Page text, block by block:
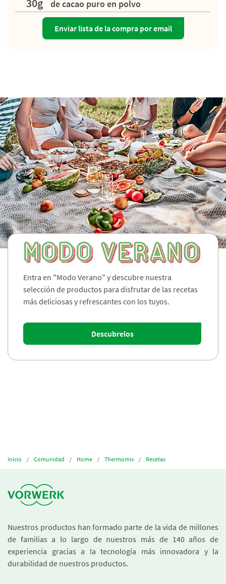
30g de cacao puro en polvo
Enviar lista de la compra por email
Entra en "Modo Verano" y descubre nuestra
selección de productos para disfrutar de las recetas
más deliciosas y refrescantes con los tuyos.
Descubrelos
Inicio Comunidad Home Thermomix Recetas
Nuestros productos han formado parte de la vida de millones
de familias a lo largo de nuestros más de 140 años de
experiencia gracias a la tecnología más innovadora y la
durabilidad de nuestros productos.